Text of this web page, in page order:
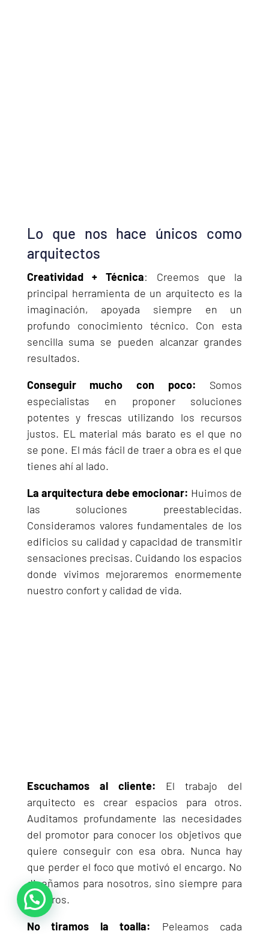
Lo que nos hace únicos como
arquitectos
Creatividad + Técnica: Creemos que la
principal herramienta de un arquitecto es la
imaginación, apoyada siempre en un
profundo conocimiento técnico. Con esta
sencilla suma se pueden alcanzar grandes
resultados.
Conseguir mucho con poco: Somos
especialistas en proponer soluciones
potentes y frescas utilizando los recursos
justos. EL material más barato es el que no
se pone. El más fácil de traer a obra es el que
tienes ahí al lado.
La arquitectura debe emocionar: Huimos de
las soluciones preestablecidas.
Consideramos valores fundamentales de los
edificios su calidad y capacidad de transmitir
sensaciones precisas. Cuidando los espacios
donde vivimos mejoraremos enormemente
nuestro confort y calidad de vida.
Escuchamos al cliente: El trabajo del
arquitecto es crear espacios para otros.
Auditamos profundamente las necesidades
del promotor para conocer los objetivos que
quiere conseguir con esa obra. Nunca hay
que perder el foco que motivó el encargo. No
diseñamos para nosotros, sino siempre para
terceros.
No tiramos la toalla: Peleamos cada